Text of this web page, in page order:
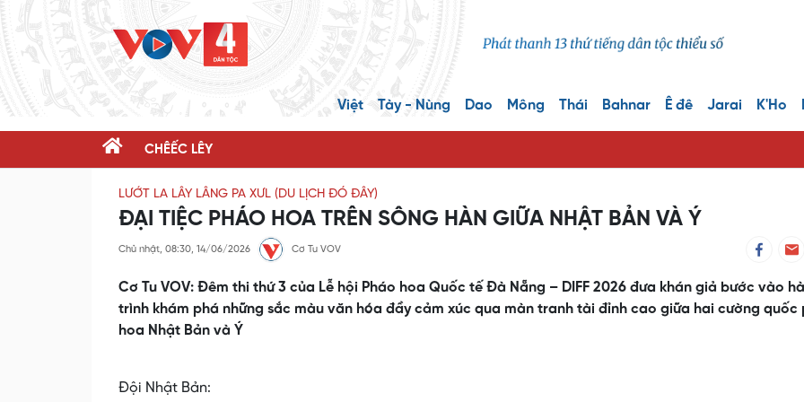
Việt Tày - Nùng Dao Mông Thái Bahnar Ê đê Jarai K'Ho
CHÊẾC LÊY
LƯỚT LA LÂY LÂNG PA XƯL (DU LỊCH ĐÓ ĐÂY)
ĐẠI TIỆC PHÁO HOA TRÊN SÔNG HÀN GIỮA NHẬT BẢN VÀ Ý
Chủ nhật, 08:30, 14/06/2026 Cơ Tu VOV
Cơ Tu VOV: Đêm thi thứ 3 của Lễ hội Pháo hoa Quốc tế Đà Nẵng – DIFF 2026 đưa khán giả bước vào
trình khám phá những sắc màu văn hóa đầy cảm xúc qua màn tranh tài đỉnh cao giữa hai cường quốc
hoa Nhật Bản và Ý
Đội Nhật Bản: